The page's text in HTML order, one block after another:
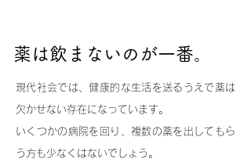
薬は飲まないのが一番。
現代社会では、健康的な生活を送るうえで薬は
欠かせない存在になっています。
いくつかの病院を回り、複数の薬を出してもら
う方も少なくはないでしょう。